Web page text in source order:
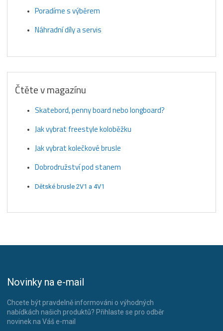
Poradíme s výběrem
Náhradní díly a servis
Čtěte v magazínu
Skatebord, penny board nebo longboard?
Jak vybrat freestyle koloběžku
Jak vybrat kolečkové brusle
Dobrodružství pod stanem
Dětské brusle 2V1 a 4V1
Novinky na e-mail
Chcete být pravdelně informováni o výhodných
nabídkách našich produktů? Přihlaste se pro odběr
novinek na Váš e-mail